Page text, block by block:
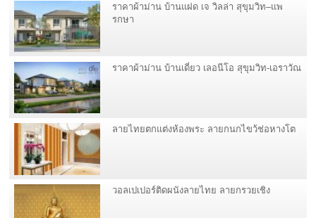
ราคาผ้าม่าน บ้านแฝด เจ วิลล่า สุขุมวิท–แพ
รกษา
ราคาผ้าม่าน บ้านเดี่ยว เลอนีโอ สุขุมวิท-เอราวัณ
ลายไทยตกแต่งห้องพระ ลายกนกไขว้ช่อหางโต
วอลเปเปอร์ติดผนังลายไทย ลายกรวยเชิง